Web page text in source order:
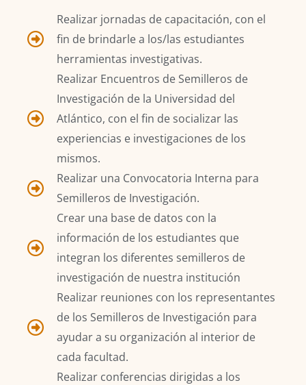
Realizar jornadas de capacitación, con el
fin de brindarle a los/las estudiantes
herramientas investigativas.
Realizar Encuentros de Semilleros de
Investigación de la Universidad del
Atlántico, con el fin de socializar las
experiencias e investigaciones de los
mismos.
Realizar una Convocatoria Interna para
Semilleros de Investigación.
Crear una base de datos con la
información de los estudiantes que
integran los diferentes semilleros de
investigación de nuestra institución
Realizar reuniones con los representantes
de los Semilleros de Investigación para
ayudar a su organización al interior de
cada facultad.
Realizar conferencias dirigidas a los